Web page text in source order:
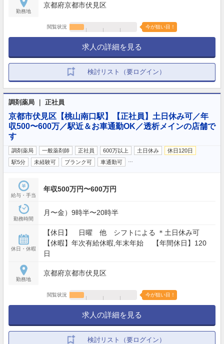
勤務地
京都府京都市伏見区
閲覧状況 今が狙い目！
求人の詳細を見る
検討リスト（要ログイン）
調剤薬局 ｜ 正社員
京都市伏見区【桃山南口駅】【正社員】土日休み可／年
収500〜600万／駅近＆お車通勤OK／透析メインの店舗で
す
調剤薬局 一般薬剤師 正社員 600万以上 土日休み
休日120日
駅5分
未経験可 ブランク可 車通勤可
給与・手当
年収500万円〜600万円
勤務時間
月〜金）9時半〜20時半
休日・休暇
【休日】 日曜 他 シフトによる ＊土日休み可
【休暇】年次有給休暇,年末年始 【年間休日】120
日
勤務地
京都府京都市伏見区
閲覧状況 今が狙い目！
求人の詳細を見る
検討リスト（要ログイン）